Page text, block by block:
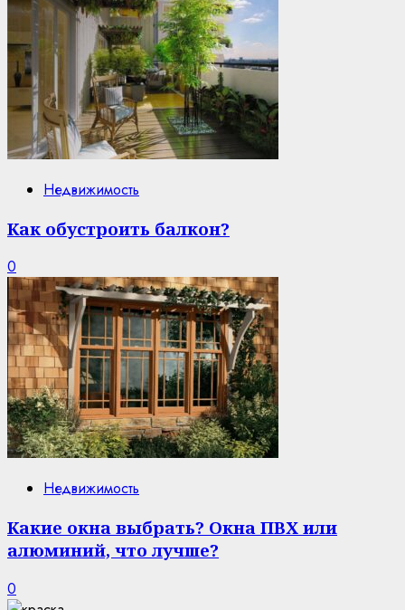
Недвижимость
Как обустроить балкон?
0
Недвижимость
Какие окна выбрать? Окна ПВХ или
алюминий, что лучше?
0